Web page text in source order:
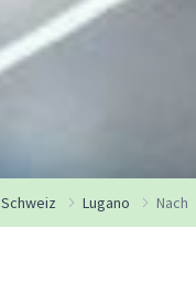
Schweiz Lugano Nach